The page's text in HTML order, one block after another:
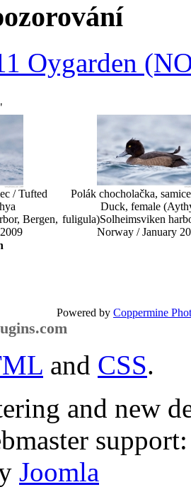
Oygarden
/ Tufted
Bergen,
Polák chocholačka,
Duck, female
fuligula)Solheimsviken
Norway / January
Powered by Coppermine
and CSS.
and new
Joomla